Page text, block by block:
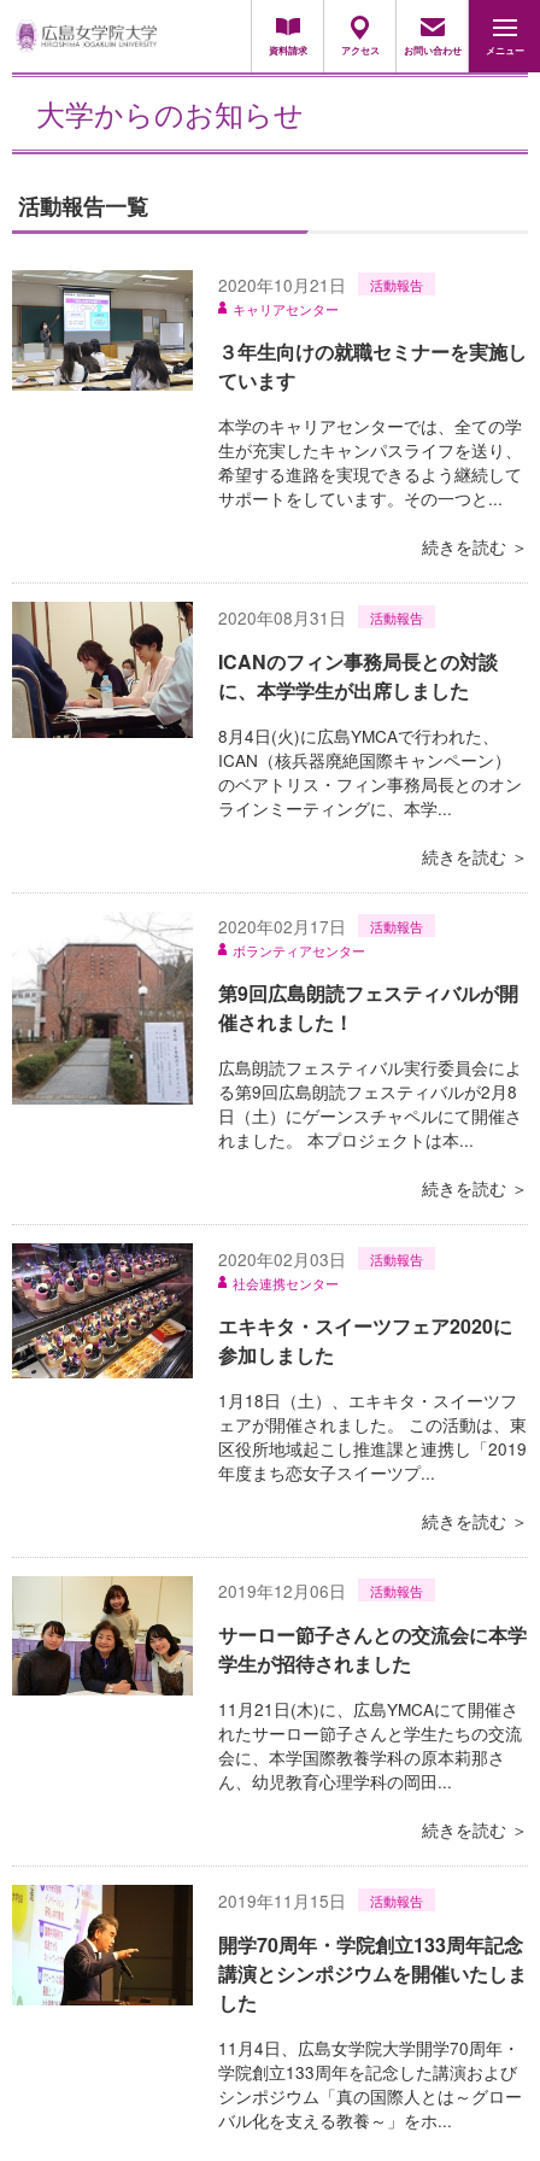
資料請求 アクセス お問い合わせ メニュー
大学からのお知らせ
活動報告一覧
2020年10月21日
活動報告
キャリアセンター
３年生向けの就職セミナーを実施し
ています
本学のキャリアセンターでは、全ての学
生が充実したキャンパスライフを送り、
希望する進路を実現できるよう継続して
サポートをしています。その一つと...
続きを読む ＞
2020年08月31日 活動報告
ICANのフィン事務局長との対談
に、本学学生が出席しました
8月4日(火)に広島YMCAで行われた、
ICAN（核兵器廃絶国際キャンペーン）
のベアトリス・フィン事務局長とのオン
ラインミーティングに、本学...
続きを読む ＞
2020年02月17日
活動報告
ボランティアセンター
第9回広島朗読フェスティバルが開
催されました！
広島朗読フェスティバル実行委員会によ
る第9回広島朗読フェスティバルが2月8
日（土）にゲーンスチャペルにて開催さ
れました。 本プロジェクトは本...
続きを読む ＞
2020年02月03日
活動報告
社会連携センター
エキキタ・スイーツフェア2020に
参加しました
1月18日（土）、エキキタ・スイーツフ
ェアが開催されました。 この活動は、東
区役所地域起こし推進課と連携し「2019
年度まち恋女子スイーツプ...
続きを読む ＞
2019年12月06日 活動報告
サーロー節子さんとの交流会に本学
学生が招待されました
11月21日(木)に、広島YMCAにて開催さ
れたサーロー節子さんと学生たちの交流
会に、本学国際教養学科の原本莉那さ
ん、幼児教育心理学科の岡田...
続きを読む ＞
2019年11月15日 活動報告
開学70周年・学院創立133周年記念
講演とシンポジウムを開催いたしま
した
11月4日、広島女学院大学開学70周年・
学院創立133周年を記念した講演および
シンポジウム「真の国際人とは～グロー
バル化を支える教養～」をホ...